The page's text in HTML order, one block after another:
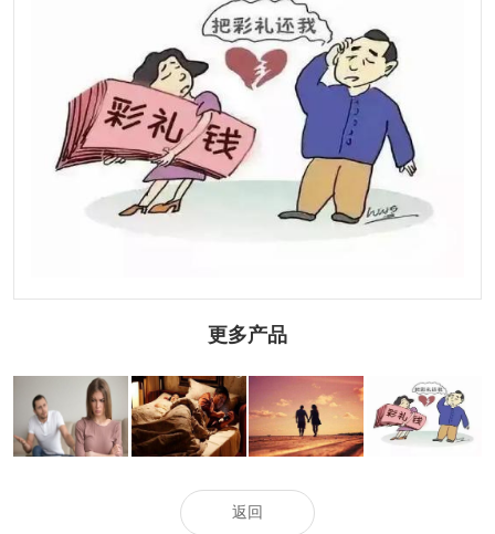
更多产品
深圳侦探社：刚
结婚想离婚的念
头越来越强烈怎
么办
深圳市婚外情调
查：离婚被告不
到庭的法律后果
深圳市侦探公
司：感情破裂离
婚起诉书怎么写
有效
法院调解离婚后
还要办离婚证吗
返回